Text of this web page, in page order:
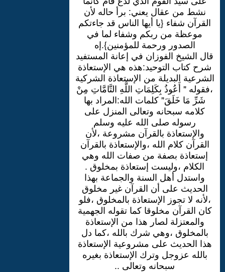
نشط من عقال يعني: برأ حاله لأن
القرآن شفاء {يا أيها الناس قد جاءتكم
موعظة من ربكم وشفاء لما في
الصدور ورحمة للمؤمنين}.إه
قال الشيخ الفوزان في إعانة المستفيد
شرح كتاب التوحيد:هذه هي الإستعاذة
الشرعية البديلة من الإستعاذة الشركية
،فقوله " أَعُوذُ بِكَلِمَاتِ اللَّهِ التَّامَّاتِ مِنْ
شَرِّ مَا خَلَقَ" كلمات الله:المراد بها
كلامه سبحانه وتعالى المنزل على
رسوله صلى الله عليه وسلم
والإستعاذة بالقرآن مشروعة ،لأن
القرآن كلام الله ،والإستعاذة بالقرآن
إستعاذة بصفة من صفات الله وهي
الكلام ،وليست إستعاذة بمخلوق .
واستدل أهل السنة والجماعة بهذا
الحديث على أن القرآن غير مخلوق
،لأنه لا تجوز الإستعاذة بالمخلوق ،فلو
كان القرآن مخلوقا كما تقوله الجهمية
والمعتزلة لصار هذا من الإستعاذة
بالمخلوق ،وهي شرك بالله ،كما دل
هذا الحديث على مشروعية الإستعاذة
بالله عزوجل وترك الإستعاذة بغيره
سبحانه وتعالى ..